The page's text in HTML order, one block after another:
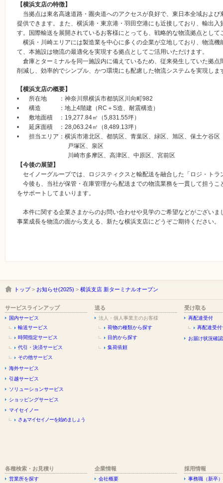
【横浜支店の特徴】
当拠点は東名高速道路・圏央道へのアクセスが良好で、東日本全域および
提供できます。また、横浜港・東京港・羽田空港にも近接しており、輸出
す。国際輸送を展開されているお客様にとっても、戦略的な物流拠点として
横浜・川崎エリアには製造業を中心に多くの企業が立地しており、物流機
て、本施設は物流の最適化を実現する拠点としてご活用いただけます。
倉庫とターミナルを同一施設内に備えているため、従来発生していた拠点
削減し、効率的でシンプル、かつ環境にも配慮した物流システムを実現しま
【横浜支店の概要】
•
所在地 ：神奈川県横浜市都筑区川向町982
•
構造 ：地上4階建（RC＋S造、耐震構造）
•
敷地面積 ：19,277.84㎡（5,831.55坪）
•
延床面積 ：28,063.24㎡（8,489.13坪）
•
担当エリア：横浜市港北区、都筑区、青葉区、緑区、旭区、保土ケ谷区
戸塚区、泉区
川崎市多摩区、高津区、中原区、宮前区
【今後の展望】
セイノーグループでは、ロジスティクスと輸配送を融合した「ロジ・トラ
今後も、当社が保管・在庫管理から配送までの物流業務を一貫して担うこ
をサポートしてまいります。
本件に関する企業さまからのお問い合わせや見学のご希望などがございま
事業成長を物流の面から支える、新たな横浜支店にどうぞご期待ください。
トップ> お知らせ(2025) > 横浜支店 新ターミナルオープン
サービスラインアップ
国内サービス
輸送サービス
時間指定サービス
代引・決済サービス
その他サービス
海外サービス
引越サービス
ソリューションサービス
ショッピングサービス
マイセイノー
さぁマイセイノーを始めましょう
送る
法人・個人事業主のお客様
荷物の種類から探す
目的から探す
集荷依頼
受け取る
再配達受付
再配達受
お届け状況確認
各種検索・お見積り
営業所を探す
企業情報
会社概要
採用情報
事務職（新卒